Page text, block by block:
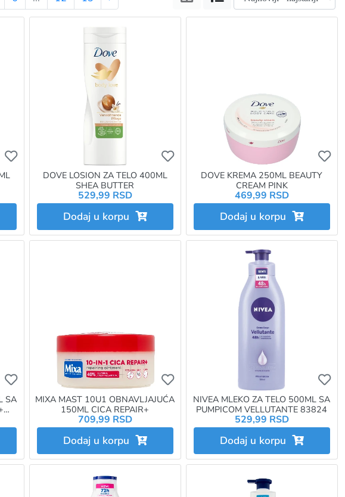
u omiljene morate da budete prijavljeni
Ukoliko želite da dodate proizvod u omiljene morate da budete prijavljeni
Ukoliko želite da dodate proizvod u
DOVE LOSION ZA TELO 400ML
SHEA BUTTER
529,99 RSD
Dodaj u korpu
DOVE KREMA 250ML BEAUTY
CREAM PINK
469,99 RSD
Dodaj u korpu
u omiljene morate da budete prijavljeni
Ukoliko želite da dodate proizvod u omiljene morate da budete prijavljeni
SA
Ukoliko želite da dodate proizvod u
MIXA MAST 10U1 OBNAVLJAJUĆA
150ML CICA REPAIR+
709,99 RSD
Dodaj u korpu
NIVEA MLEKO ZA TELO 500ML SA
PUMPICOM VELLUTANTE 83824
529,99 RSD
Dodaj u korpu